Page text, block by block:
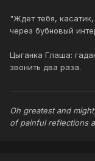
"Ждет тебя,
через бубновый
Цыганка Глаша:
звонить два раза.
Oh greatest and
of painful reflections